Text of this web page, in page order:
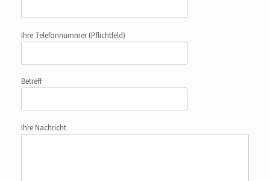
Ihre Telefonnummer(Pflichtfeld)
Betreff
Ihre Nachricht